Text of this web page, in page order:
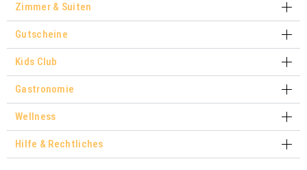
Zimmer & Suiten
Gutscheine
Kids Club
Gastronomie
Wellness
Hilfe & Rechtliches